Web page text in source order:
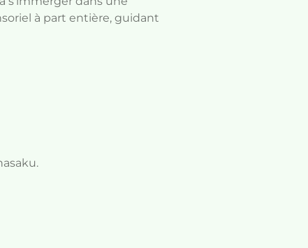
à part entière, guidant